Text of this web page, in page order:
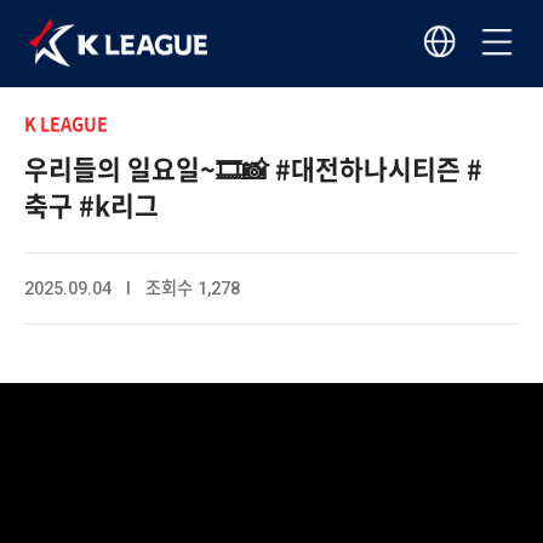
K LEAGUE
우리들의 일요일~🎞️📸 #대전하나시티즌 #
축구 #k리그
2025.09.04 I 조회수 1,278